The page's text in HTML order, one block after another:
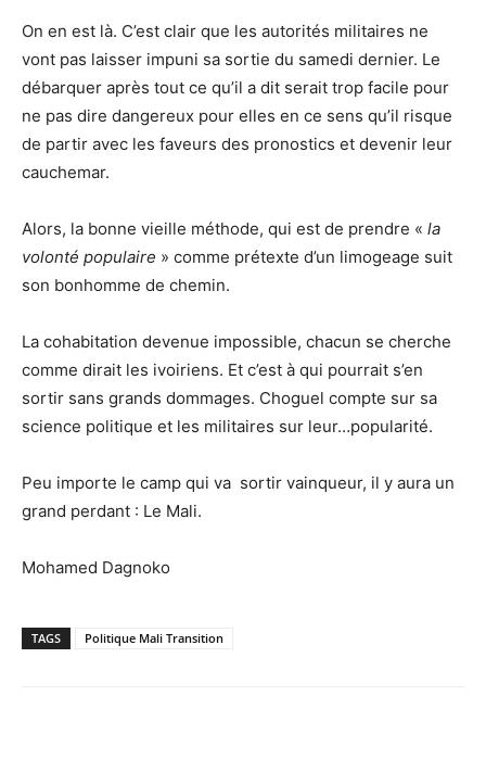
On en est là. C’est clair que les autorités militaires ne
vont pas laisser impuni sa sortie du samedi dernier. Le
débarquer après tout ce qu’il a dit serait trop facile pour
ne pas dire dangereux pour elles en ce sens qu’il risque
de partir avec les faveurs des pronostics et devenir leur
cauchemar.
Alors, la bonne vieille méthode, qui est de prendre « la
volonté populaire » comme prétexte d’un limogeage suit
son bonhomme de chemin.
La cohabitation devenue impossible, chacun se cherche
comme dirait les ivoiriens. Et c’est à qui pourrait s’en
sortir sans grands dommages. Choguel compte sur sa
science politique et les militaires sur leur…popularité.
Peu importe le camp qui va sortir vainqueur, il y aura un
grand perdant : Le Mali.
Mohamed Dagnoko
TAGS Politique Mali Transition